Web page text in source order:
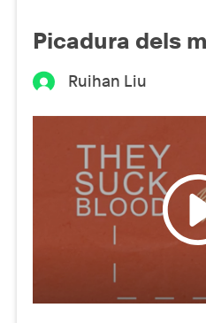
Picadura dels
Ruihan Liu